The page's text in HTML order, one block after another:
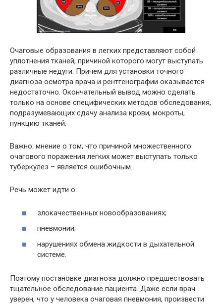
Очаговые образования в легких представляют собой
уплотнения тканей, причиной которого могут выступать
различные недуги. Причем для установки точного
диагноза осмотра врача и рентгенографии оказывается
недостаточно. Окончательный вывод можно сделать
только на основе специфических методов обследования,
подразумевающих сдачу анализа крови, мокроты,
пункцию тканей.
Важно: мнение о том, что причиной множественного
очагового поражения легких может выступать только
туберкулез – является ошибочным.
Речь может идти о:
злокачественных новообразованиях;
пневмонии;
нарушениях обмена жидкости в дыхательной
системе.
Поэтому постановке диагноза должно предшествовать
тщательное обследование пациента. Даже если врач
уверен, что у человека очаговая пневмония, произвести